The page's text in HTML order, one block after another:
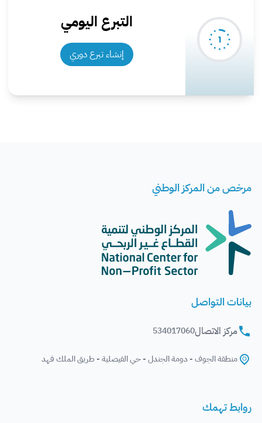
التبرع اليومي
إنشاء تبرع دوري
مرخص من المركز الوطني
بيانات التواصل
مركز الاتصال534017060
منطقة الجوف - دومة الجندل - حي الفيصلية - طريق الملك فهد
روابط تهمك